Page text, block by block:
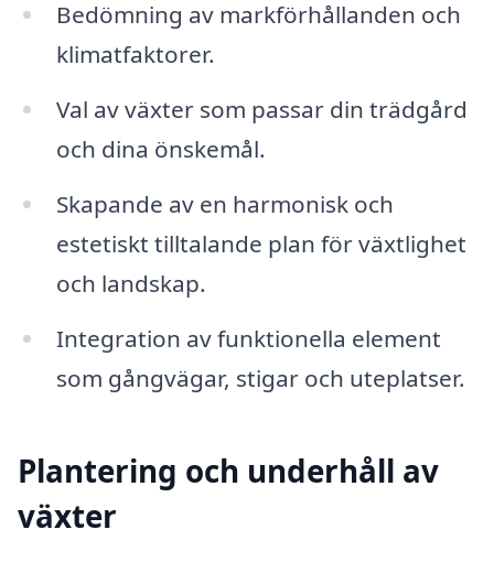
Bedömning av markförhållanden och
klimatfaktorer.
Val av växter som passar din trädgård
och dina önskemål.
Skapande av en harmonisk och
estetiskt tilltalande plan för växtlighet
och landskap.
Integration av funktionella element
som gångvägar, stigar och uteplatser.
Plantering och underhåll av
växter